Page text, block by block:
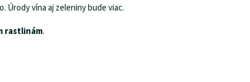
Úrody vína aj zeleniny bude viac.
rastlinám.